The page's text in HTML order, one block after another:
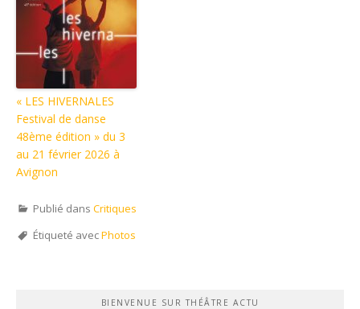
« LES HIVERNALES
Festival de danse
48ème édition » du 3
au 21 février 2026 à
Avignon
Publié dans Critiques
Étiqueté avecPhotos
BIENVENUE SUR THÉÂTRE ACTU